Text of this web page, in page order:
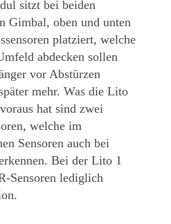
sitzt bei beiden
Gimbal, oben und unten
platziert, welche
abdecken sollen
vor Abstürzen
mehr. Was die Lito
hat sind zwei
welche im
Sensoren auch bei
Bei der Lito 1
Sensoren lediglich